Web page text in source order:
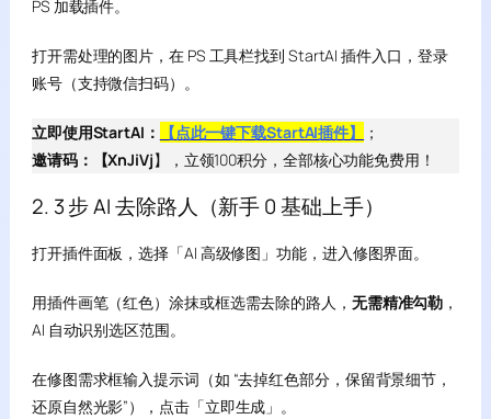
PS 加载插件。
打开需处理的图片，在 PS 工具栏找到 StartAI 插件入口，登录
账号（支持微信扫码）。
立即使用StartAI： 【点此一键下载StartAI插件】
；
邀请码：【XnJiVj】，立领100积分，全部核心功能免费用！
2. 3 步 AI 去除路人（新手 0 基础上手）
打开插件面板，选择「AI 高级修图」功能，进入修图界面。
用插件画笔（红色）涂抹或框选需去除的路人， 无需精准勾勒 ，
AI 自动识别选区范围。
在修图需求框输入提示词（如 “去掉红色部分，保留背景细节，
还原自然光影”），点击「立即生成」。